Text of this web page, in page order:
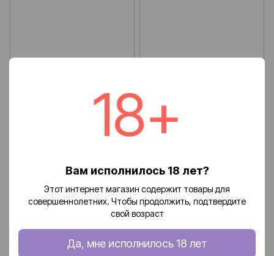
18+
Вам исполнилось 18 лет?
Этот интернет магазин содержит товары для
совершеннолетних. Чтобы продолжить, подтвердите
свой возраст
Да, мне исполнилось 18 лет
Набор Alchemist CranApple 30